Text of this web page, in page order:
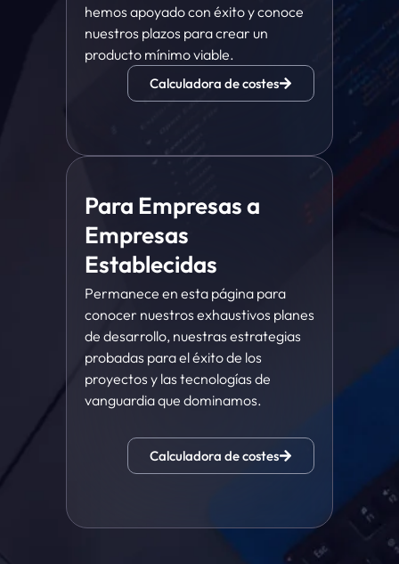
hemos apoyado con éxito y conoce
nuestros plazos para crear un
producto mínimo viable.
Calculadora de costes
Para Empresas a
Empresas
Establecidas
Permanece en esta página para
conocer nuestros exhaustivos planes
de desarrollo, nuestras estrategias
probadas para el éxito de los
proyectos y las tecnologías de
vanguardia que dominamos.
Calculadora de costes